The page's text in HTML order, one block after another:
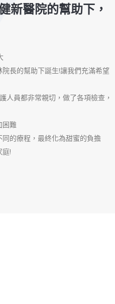
新醫院的幫助下，
長的幫助下誕生!讓我們充滿希望
人員都非常親切，做了各項檢查，
困難
的療程，最終化為甜蜜的負擔
庭!